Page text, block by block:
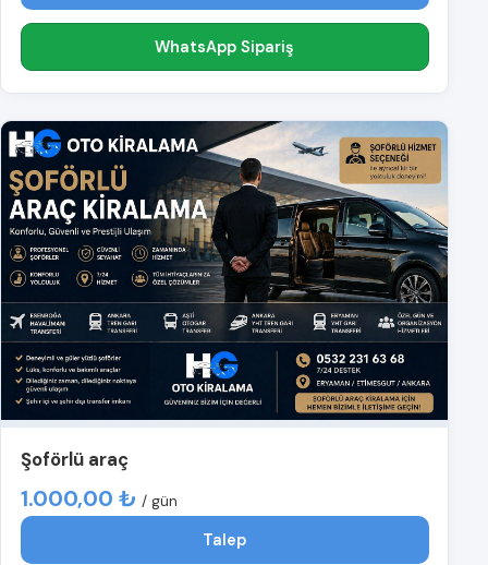
WhatsApp Sipariş
Şoförlü araç
1.000,00 ₺ / gün
Talep